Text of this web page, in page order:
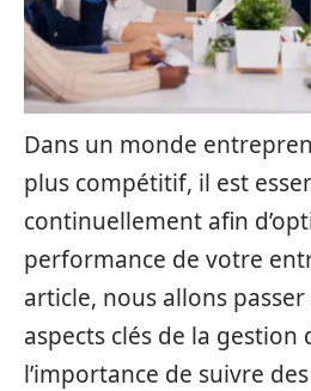
Dans un monde
plus compétitif, il est
continuellement afin
performance de votre
article, nous allons
aspects clés de la gestion
l’importance de suivre des